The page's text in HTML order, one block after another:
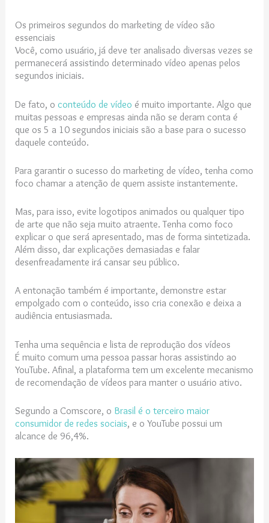
Os primeiros segundos do marketing de vídeo são
essenciais
Você, como usuário, já deve ter analisado diversas vezes se
permanecerá assistindo determinado vídeo apenas pelos
segundos iniciais.
De fato, oconteúdo de vídeo é muito importante. Algo que
muitas pessoas e empresas ainda não se deram conta é
que os 5 a 10 segundos iniciais são a base para o sucesso
daquele conteúdo.
Para garantir o sucesso do marketing de vídeo, tenha como
foco chamar a atenção de quem assiste instantemente.
Mas, para isso, evite logotipos animados ou qualquer tipo
de arte que não seja muito atraente. Tenha como foco
explicar o que será apresentado, mas de forma sintetizada.
Além disso, dar explicações demasiadas e falar
desenfreadamente irá cansar seu público.
A entonação também é importante, demonstre estar
empolgado com o conteúdo, isso cria conexão e deixa a
audiência entusiasmada.
Tenha uma sequência e lista de reprodução dos vídeos
É muito comum uma pessoa passar horas assistindo ao
YouTube. Afinal, a plataforma tem um excelente mecanismo
de recomendação de vídeos para manter o usuário ativo.
Segundo a Comscore, o Brasil é o terceiro maior
consumidor de redes sociais, e o YouTube possui um
alcance de 96,4%.